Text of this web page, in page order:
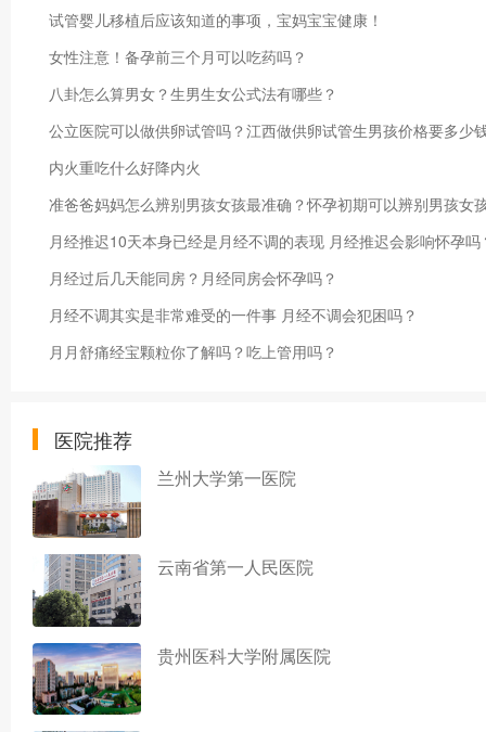
试管婴儿移植后应该知道的事项，宝妈宝宝健康！
女性注意！备孕前三个月可以吃药吗？
八卦怎么算男女？生男生女公式法有哪些？
公立医院可以做供卵试管吗？江西做供卵试管生男孩价格要多少
内火重吃什么好降内火
准爸爸妈妈怎么辨别男孩女孩最准确？怀孕初期可以辨别男孩女
月经推迟10天本身已经是月经不调的表现 月经推迟会影响怀孕吗
月经过后几天能同房？月经同房会怀孕吗？
月经不调其实是非常难受的一件事 月经不调会犯困吗？
月月舒痛经宝颗粒你了解吗？吃上管用吗？
医院推荐
兰州大学第一医院
云南省第一人民医院
贵州医科大学附属医院